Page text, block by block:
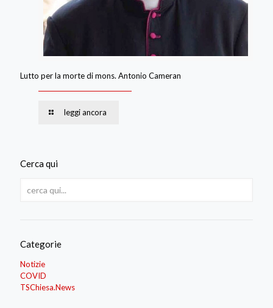
Lutto per la morte di mons. Antonio Cameran
leggi ancora
Cerca qui
Categorie
Notizie
COVID
TSChiesa.News